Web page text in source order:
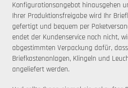
Konfigurationsangebot hinausgehen
Ihrer Produktionsfreigabe wird Ihr
gefertigt und bequem per
endet der Kundenservice noch nicht,
abgestimmten Verpackung dafür,
Briefkastenanlagen, Klingeln und
angeliefert werden.